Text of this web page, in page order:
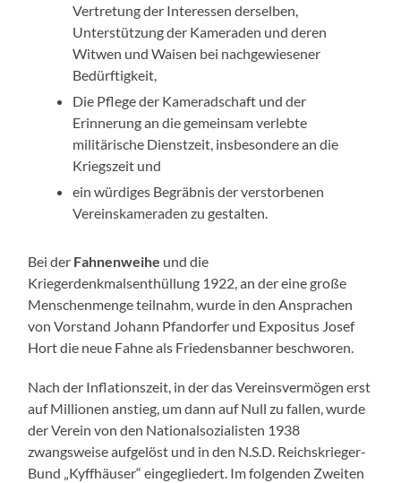
Vertretung der Interessen derselben,
Unterstützung der Kameraden und deren
Witwen und Waisen bei nachgewiesener
Bedürftigkeit,
Die Pflege der Kameradschaft und der
Erinnerung an die gemeinsam verlebte
militärische Dienstzeit, insbesondere an die
Kriegszeit und
ein würdiges Begräbnis der verstorbenen
Vereinskameraden zu gestalten.
Bei der Fahnenweihe und die
Kriegerdenkmalsenthüllung 1922, an der eine große
Menschenmenge teilnahm, wurde in den Ansprachen
von Vorstand Johann Pfandorfer und Expositus Josef
Hort die neue Fahne als Friedensbanner beschworen.
Nach der Inflationszeit, in der das Vereinsvermögen erst
auf Millionen anstieg, um dann auf Null zu fallen, wurde
der Verein von den Nationalsozialisten 1938
zwangsweise aufgelöst und in den N.S.D. Reichskrieger-
Bund „Kyffhäuser“ eingegliedert. Im folgenden Zweiten